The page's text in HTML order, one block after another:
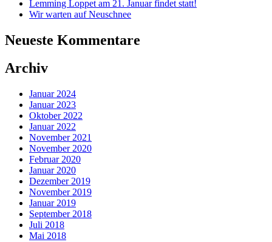
Lemming Loppet am 21. Januar findet statt!
Wir warten auf Neuschnee
Neueste Kommentare
Archiv
Januar 2024
Januar 2023
Oktober 2022
Januar 2022
November 2021
November 2020
Februar 2020
Januar 2020
Dezember 2019
November 2019
Januar 2019
September 2018
Juli 2018
Mai 2018